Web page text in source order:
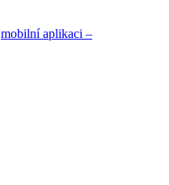
mobilní aplikaci –